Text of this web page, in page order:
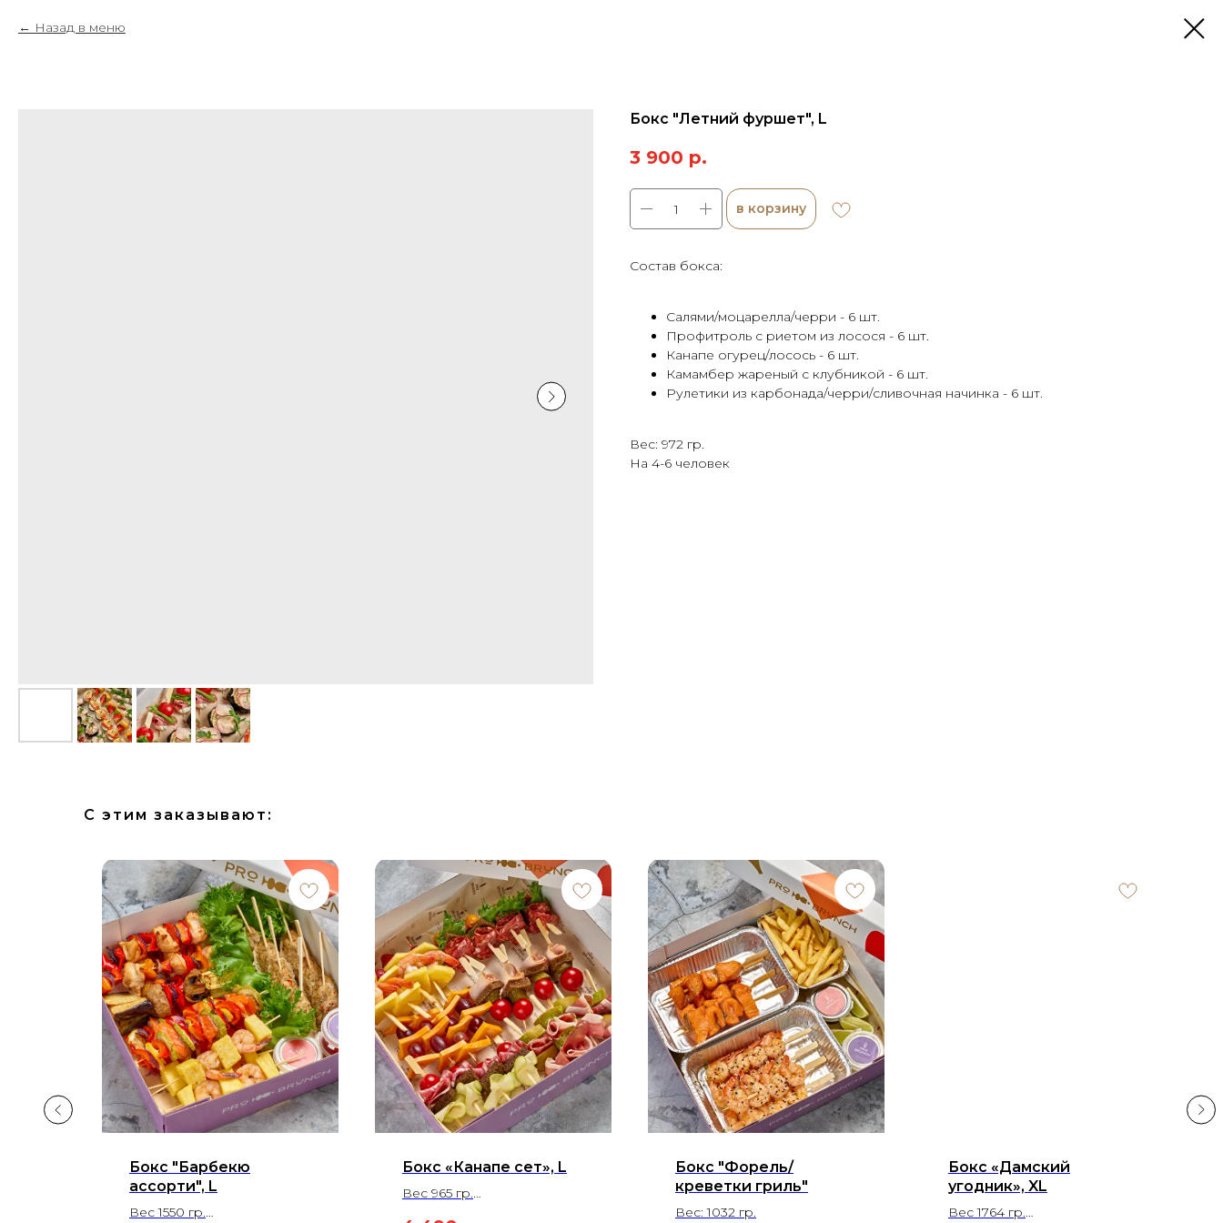
Назад в меню
Бокс "Летний фуршет", L
3 900 р.
в корзину
Состав бокса:
Салями/моцарелла/черри - 6 шт.
Профитроль с риетом из лосося - 6 шт.
Канапе огурец/лосось - 6 шт.
Камамбер жареный с клубникой - 6 шт.
Рулетики из карбонада/черри/сливочная начинка - 6 шт.
Вес: 972 гр.
На 4-6 человек
С этим заказывают:
Бокс "Барбекю
ассорти", L
Вес 1550 гр.
Бокс «Канапе сет», L
Вес 965 гр.
Бокс "Форель/
креветки гриль"
Вес: 1032 гр.
Бокс «Дамский
угодник», XL
Вес 1764 гр.